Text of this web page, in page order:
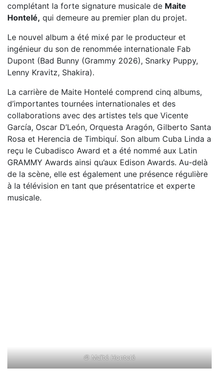
complétant la forte signature musicale de Maite
Hontelé, qui demeure au premier plan du projet.
Le nouvel album a été mixé par le producteur et
ingénieur du son de renommée internationale Fab
Dupont (Bad Bunny (Grammy 2026), Snarky Puppy,
Lenny Kravitz, Shakira).
La carrière de Maite Hontelé comprend cinq albums,
d’importantes tournées internationales et des
collaborations avec des artistes tels que Vicente
García, Oscar D’León, Orquesta Aragón, Gilberto Santa
Rosa et Herencia de Timbiquí. Son album Cuba Linda a
reçu le Cubadisco Award et a été nommé aux Latin
GRAMMY Awards ainsi qu’aux Edison Awards. Au-delà
de la scène, elle est également une présence régulière
à la télévision en tant que présentatrice et experte
musicale.
©Maïté Hontelé